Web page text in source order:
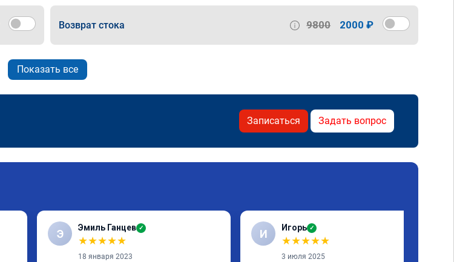
Возврат стока 9800 2000 ₽
Показать все
Записаться Задать вопрос
Э Эмиль Ганцев ✓
★★★★★
18 января 2023
И Игорь ✓
★★★★★
3 июля 2025